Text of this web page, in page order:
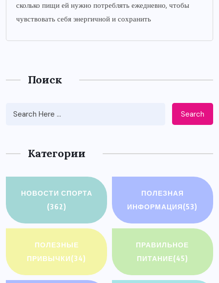
сколько пищи ей нужно потреблять ежедневно, чтобы
чувствовать себя энергичной и сохранить
Поиск
Search
Категории
НОВОСТИ СПОРТА
(362)
ПОЛЕЗНАЯ
ИНФОРМАЦИЯ(53)
ПОЛЕЗНЫЕ
ПРИВЫЧКИ(34)
ПРАВИЛЬНОЕ
ПИТАНИЕ(45)